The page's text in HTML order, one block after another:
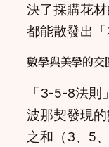
決了採購花
都能散發出「
數學與美學的交
「3-5-8法則
波那契發現
之和（3、5